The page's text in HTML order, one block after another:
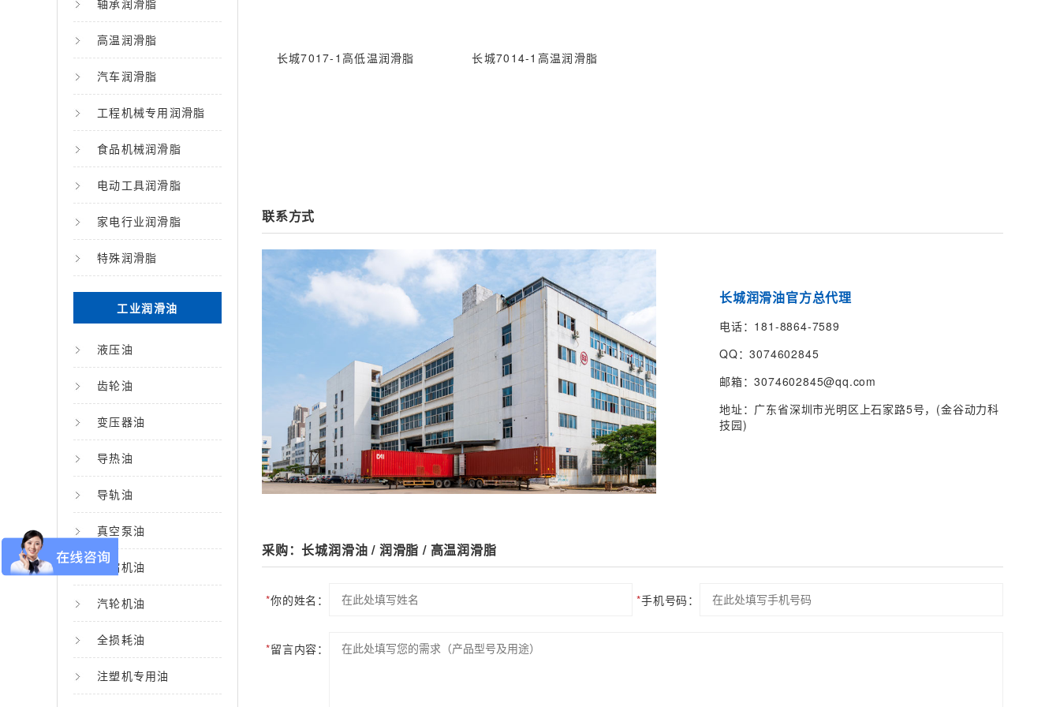
轴承润滑脂
高温润滑脂
汽车润滑脂
工程机械专用润滑脂
食品机械润滑脂
电动工具润滑脂
家电行业润滑脂
特殊润滑脂
工业润滑油
液压油
齿轮油
变压器油
导热油
导轨油
真空泵油
压缩机油
汽轮机油
全损耗油
注塑机专用油
长城7017-1高低温润滑脂 长城7014-1高温润滑脂
联系方式
长城润滑油官方总代理
电话：181-8864-7589
QQ：3074602845
邮箱：3074602845@qq.com
地址：广东省深圳市光明区上石家路5号，(金谷动力科
技园)
采购：长城润滑油 / 润滑脂 / 高温润滑脂
*你的姓名： *手机号码：
*留言内容：